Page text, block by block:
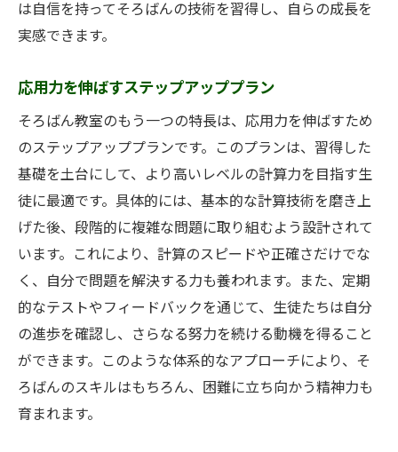
は自信を持ってそろばんの技術を習得し、自らの成長を
実感できます。
応用力を伸ばすステップアッププラン
そろばん教室のもう一つの特長は、応用力を伸ばすため
のステップアッププランです。このプランは、習得した
基礎を土台にして、より高いレベルの計算力を目指す生
徒に最適です。具体的には、基本的な計算技術を磨き上
げた後、段階的に複雑な問題に取り組むよう設計されて
います。これにより、計算のスピードや正確さだけでな
く、自分で問題を解決する力も養われます。また、定期
的なテストやフィードバックを通じて、生徒たちは自分
の進歩を確認し、さらなる努力を続ける動機を得ること
ができます。このような体系的なアプローチにより、そ
ろばんのスキルはもちろん、困難に立ち向かう精神力も
育まれます。